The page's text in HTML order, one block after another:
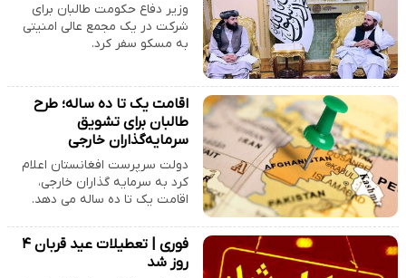
وزیر دفاع حکومت طالبان برای
شرکت در یک مجمع عالی امنیتی
به مسکو سفر کرد.
اقامت یک تا ده ساله؛ طرح
طالبان برای تشویق
سرمایه‌گذاران خارجی
دولت سرپرست افغانستان اعلام
کرد به سرمایه گذاران خارجی،
اقامت یک تا ده ساله می دهد.
فوری | تعطیلات عید قربان ۴
روز شد